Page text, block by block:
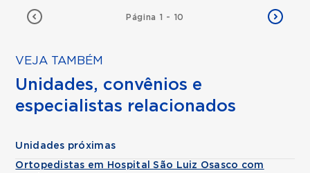
Página 1 - 10
VEJA TAMBÉM
Unidades, convênios e
especialistas relacionados
Unidades próximas
Ortopedistas em Hospital São Luiz Osasco com